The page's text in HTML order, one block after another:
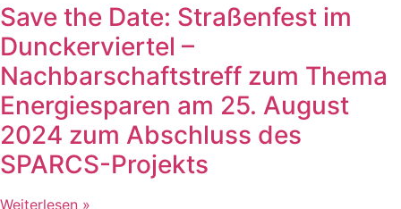
Save the Date: Straßenfest im
Dunckerviertel –
Nachbarschaftstreff zum Thema
Energiesparen am 25. August
2024 zum Abschluss des
SPARCS-Projekts
Weiterlesen »